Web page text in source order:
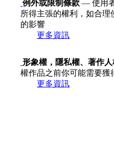
例外或限制條款 — 使用
所得主張的權利，如合理
的影響
更多資訊
形象權，隱私權、著作
權作品之前你可能需要獲
更多資訊